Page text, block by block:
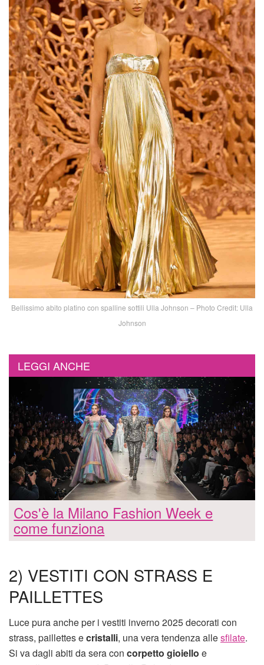
Bellissimo abito platino con spalline sottili Ulla Johnson – Photo Credit: Ulla
Johnson
LEGGI ANCHE
Cos'è la Milano Fashion Week e
come funziona
2) VESTITI CON STRASS E
PAILLETTES
Luce pura anche per i vestiti inverno 2025 decorati con
strass, paillettes ecristalli, una vera tendenza allesfilate.
Si va dagli abiti da sera con corpetto gioiello e